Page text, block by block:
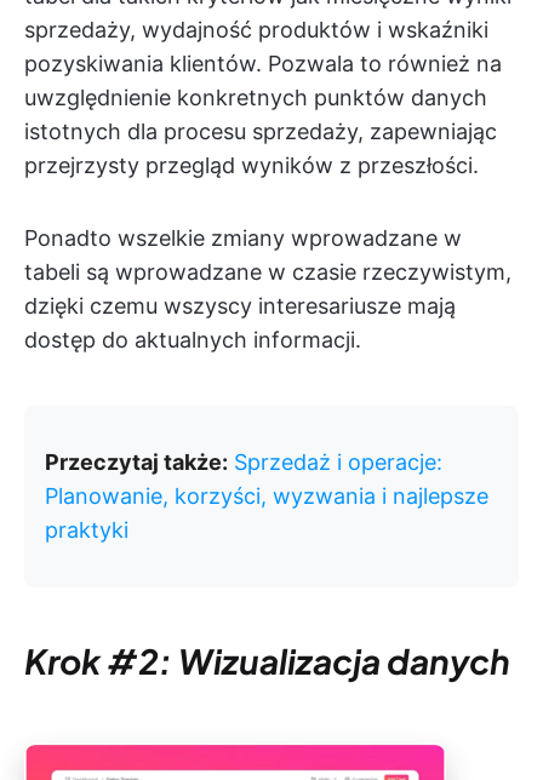
sprzedaży, wydajność produktów i wskaźniki
pozyskiwania klientów. Pozwala to również na
uwzględnienie konkretnych punktów danych
istotnych dla procesu sprzedaży, zapewniając
przejrzysty przegląd wyników z przeszłości.
Ponadto wszelkie zmiany wprowadzane w
tabeli są wprowadzane w czasie rzeczywistym,
dzięki czemu wszyscy interesariusze mają
dostęp do aktualnych informacji.
Przeczytaj także: Sprzedaż i operacje:
Planowanie, korzyści, wyzwania i najlepsze
praktyki
Krok #2: Wizualizacja danych